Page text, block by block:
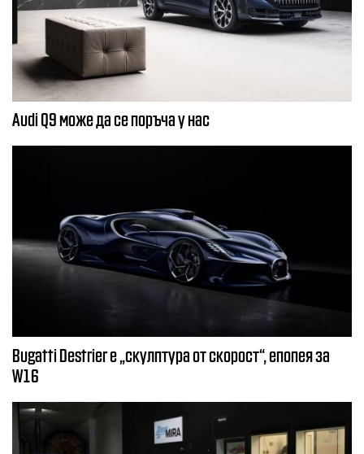
Audi Q9 може да се поръча у нас
Bugatti Destrier е „скулптура от скорост“, епопея за
W16